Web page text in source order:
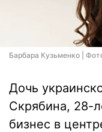
Барбара Кузьменко |
Дочь
Скрябина, 28-
бизнес в